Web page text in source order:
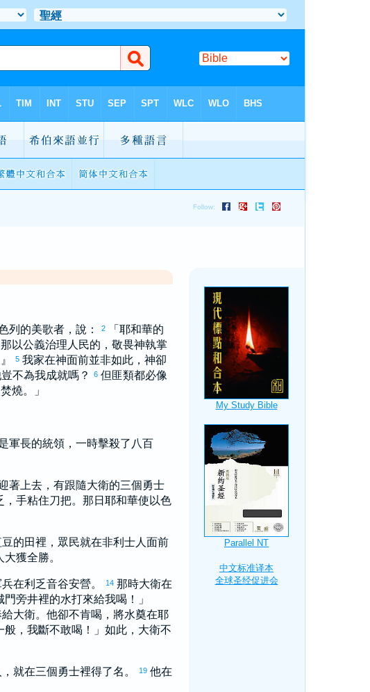
列 的美歌者，說： 2
「耶和華的
以公義治理人民的，敬畏神執掌
5 我家在神面前並非如此，神卻
不為我成就嗎？
6 但匪類都必像
燒。」
軍長的統領，一時擊殺了八百
著上去，有跟隨大衛的三個勇士
，手粘住刀把。那日耶和華使 以色
的田裡，眾民就在非利士人面前
大獲全勝。
在利乏音谷安營。 14 那時大衛在
門旁井裡的水打來給我喝！」
大衛。他卻不肯喝，將水奠在耶
，我斷不敢喝！」如此， 大衛不
就在三個勇士裡得了名。 19 他在